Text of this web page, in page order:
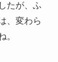
たが、ふ
、変わら
。